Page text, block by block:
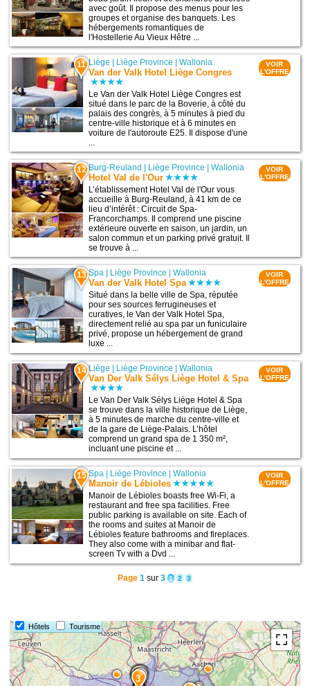
avec goût. Il propose des menus pour les
groupes et organise des banquets. Les
hébergements romantiques de
l'Hostellerie Au Vieux Hêtre ...
11 Liège | Liège Province |Wallonia
Van der Valk Hotel Liège Congres
Le Van der Valk Hotel Liège Congres est
situé dans le parc de la Boverie, à côté du
palais des congrès, à 5 minutes à pied du
centre-ville historique et à 6 minutes en
voiture de l'autoroute E25. Il dispose d'une
VOIR
L'OFFRE
12 Burg-Reuland | Liège Province |Wallonia
Hotel Val de l'Our
L’établissement Hotel Val de l'Our vous
accueille à Burg-Reuland, à 41 km de ce
lieu d’intérêt : Circuit de Spa-
Francorchamps. Il comprend une piscine
extérieure ouverte en saison, un jardin, un
salon commun et un parking privé gratuit. Il
se trouve à ...
VOIR
L'OFFRE
13 Spa Liège Province |Wallonia
Van der Valk Hotel Spa
Situé dans la belle ville de Spa, réputée
pour ses sources ferrugineuses et
curatives, le Van der Valk Hotel Spa,
directement relié au spa par un funiculaire
privé, propose un hébergement de grand
luxe ...
VOIR
L'OFFRE
14 Liège Liège Province |Wallonia
Van Der Valk Sélys Liège Hotel & Spa
Le Van Der Valk Sélys Liège Hotel & Spa
se trouve dans la ville historique de Liège,
à 5 minutes de marche du centre-ville et
de la gare de Liège-Palais. L’hôtel
comprend un grand spa de 1 350 m²,
incluant une piscine et ...
VOIR
L'OFFRE
15 Spa Liège Province |Wallonia
Manoir de Lébioles
Manoir de Lébioles boasts free Wi-Fi, a
restaurant and free spa facilities. Free
public parking is available on site. Each of
the rooms and suites at Manoir de
Lébioles feature bathrooms and fireplaces.
They also come with a minibar and flat-
screen Tv with a Dvd ...
VOIR
L'OFFRE
Page 1 sur 3 1 2 3
Hôtels Tourisme
14
11
5
32